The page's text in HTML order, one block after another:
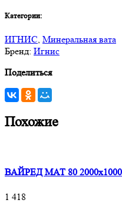
Категории:
ИГНИС, Минеральная вата
Бренд: Игнис
Поделиться
Похожие
ВАЙРЕД МАТ 80
1 418